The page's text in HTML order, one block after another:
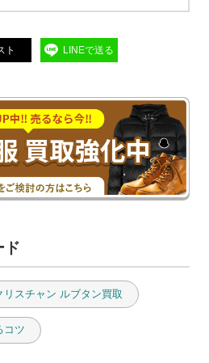
ト LINEで送る
ド
リスチャン ルブタン買取
コツ